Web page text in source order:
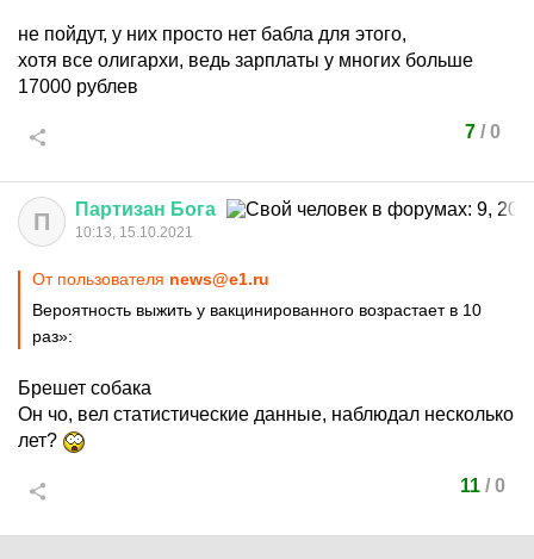
не пойдут, у них просто нет бабла для этого,
хотя все олигархи, ведь зарплаты у многих больше
17000 рублев
7/ 0
П Партизан Бога
10:13, 15.10.2021
От пользователя news@e1.ru
Вероятность выжить у вакцинированного возрастает в 10
раз»:
Брешет собака
Он чо, вел статистические данные, наблюдал несколько
лет?
11/ 0